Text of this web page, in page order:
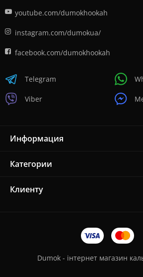
youtube.com/dumokhookah
instagram.com/dumokua/
facebook.com/dumokhookah
Telegram
Viber
Информация
Категории
Клиенту
Dumok - інтернет магазин